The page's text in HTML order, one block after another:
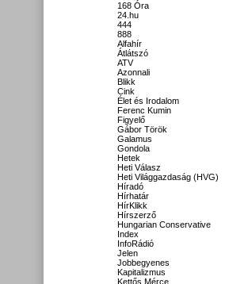
168 Óra
24.hu
444
888
Alfahír
Átlátszó
ATV
Azonnali
Blikk
Cink
Élet és Irodalom
Ferenc Kumin
Figyelő
Gábor Török
Galamus
Gondola
Hetek
Heti Válasz
Heti Világgazdaság (HVG)
Híradó
Hírhatár
HírKlikk
Hírszerző
Hungarian Conservative
Index
InfoRádió
Jelen
Jobbegyenes
Kapitalizmus
Kettős Mérce